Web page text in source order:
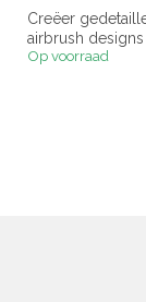
Creëer
airbrush
AirNails Masking
Op voorraad